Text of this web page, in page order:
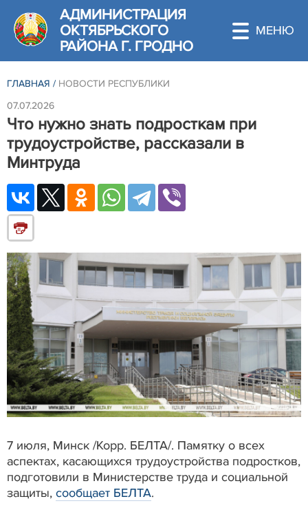
АДМИНИСТРАЦИЯ
ОКТЯБРЬСКОГО
РАЙОНА Г. ГРОДНО
ГЛАВНАЯ / НОВОСТИ РЕСПУБЛИКИ
07.07.2026
Что нужно знать подросткам при
трудоустройстве, рассказали в
Минтруда
7 июля, Минск /Корр. БЕЛТА/. Памятку о всех
аспектах, касающихся трудоустройства подростков,
подготовили в Министерстве труда и социальной
защиты, сообщает БЕЛТА.